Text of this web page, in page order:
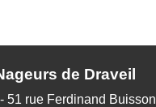
de Draveil
51 rue Ferdinand Buisson